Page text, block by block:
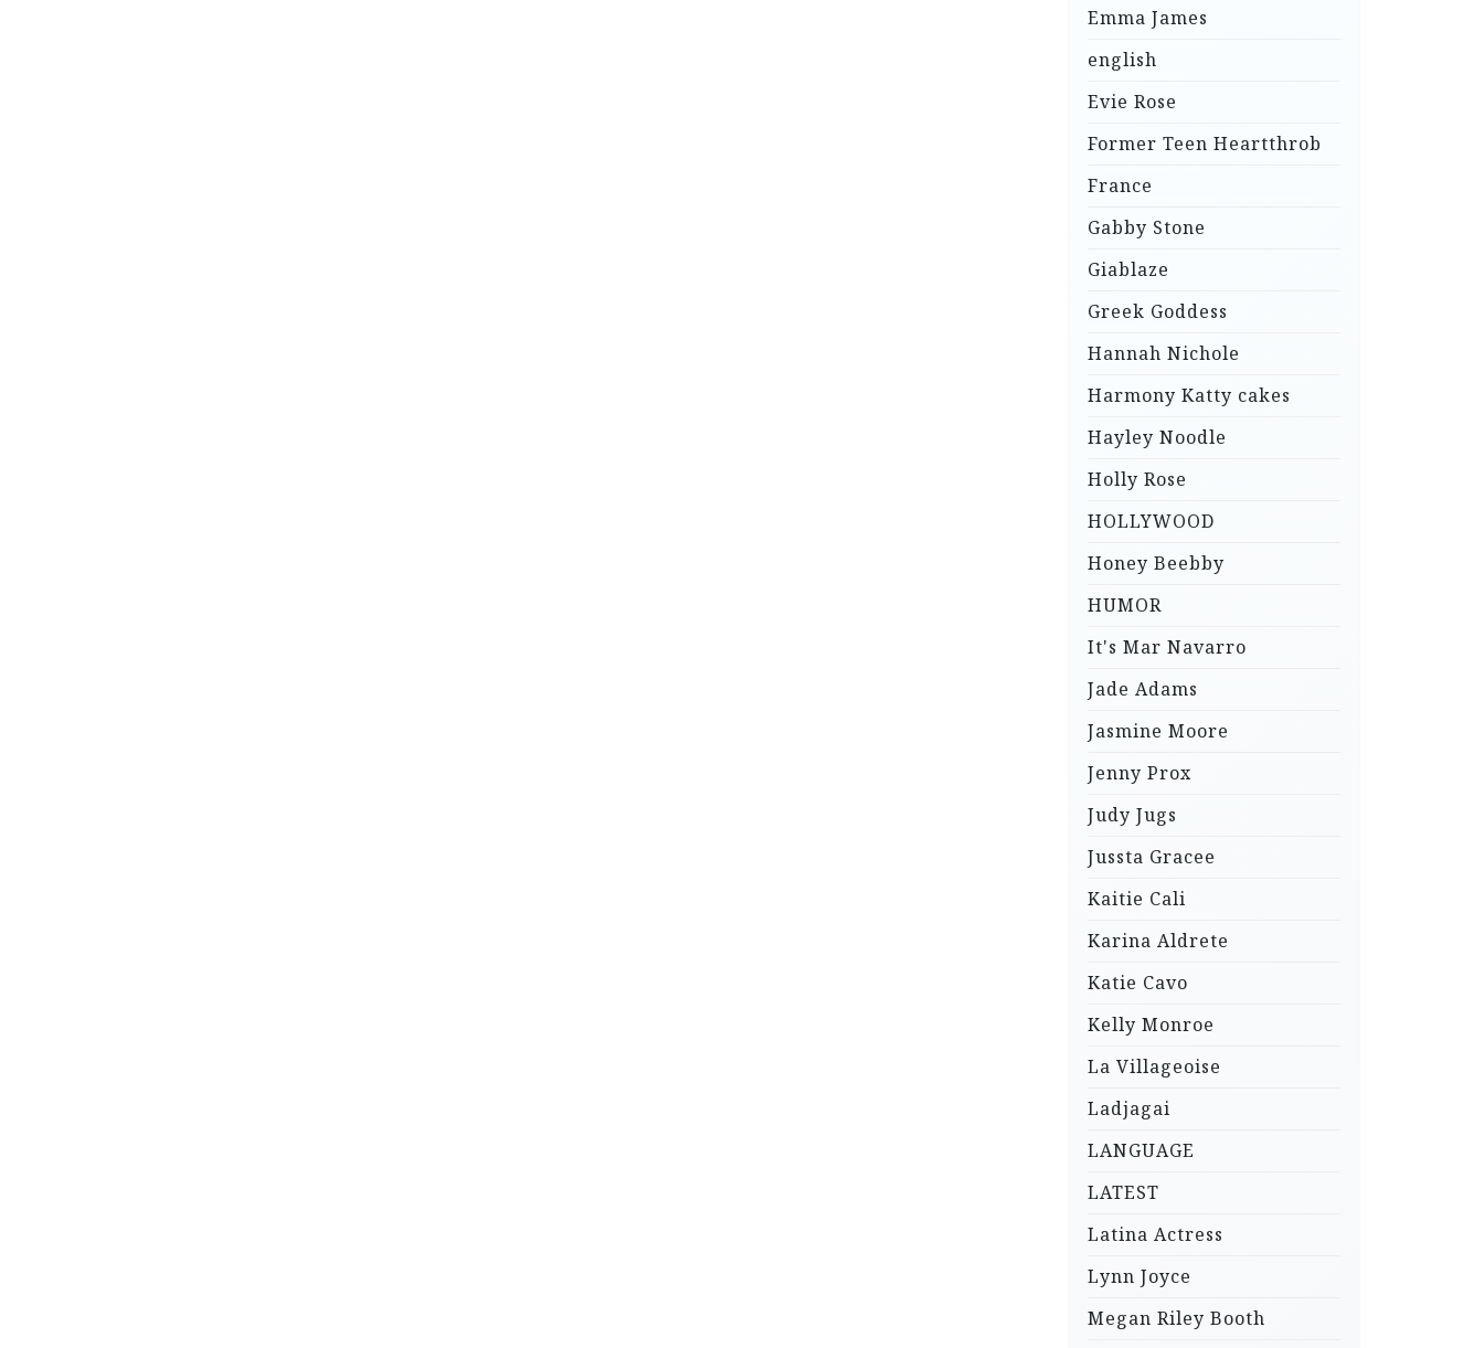
Emma James
english
Evie Rose
Former Teen Heartthrob
France
Gabby Stone
Giablaze
Greek Goddess
Hannah Nichole
Harmony Katty cakes
Hayley Noodle
Holly Rose
HOLLYWOOD
Honey Beebby
HUMOR
It's Mar Navarro
Jade Adams
Jasmine Moore
Jenny Prox
Judy Jugs
Jussta Gracee
Kaitie Cali
Karina Aldrete
Katie Cavo
Kelly Monroe
La Villageoise
Ladjagai
LANGUAGE
LATEST
Latina Actress
Lynn Joyce
Megan Riley Booth